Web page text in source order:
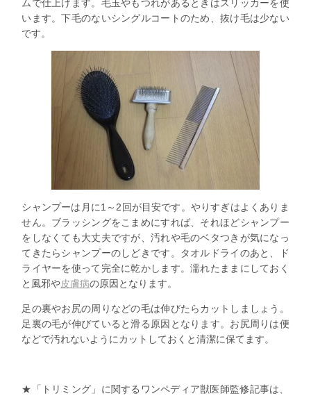
ムで仕上げます。毛玉やもつれがあるときはスリッカーを使
います。下毛のないシングルコートのため、抜け毛は少ない
です。
シャンプーは月に1～2回が目安です。やりすぎはよくありま
せん。ブラッシングをこまめにすれば、それほどシャンプー
をしなくても大丈夫ですが、汚れや毛のベタつきが気になっ
てきたらシャンプーのしどきです。タオルドライのあと、ド
ライヤーを使って完全に乾かします。濡れたままにしておく
と風邪や皮膚病の原因となります。
足の裏やお尻の周りなどの毛は伸びたらカットしましょう。
足裏の毛が伸びていると滑る原因となります。お尻周りは便
などで汚れないようにカットしておくと清潔に保てます。
★「トリミング」に関するワンペディア獣医師監修記事は、